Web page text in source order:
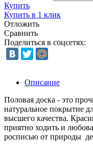
Купить
Купить в 1 клик
Отложить
Сравнить
Поделиться в соцсетях:
Описание
Половая доска - это
натуральное покрытие
высшего качества.
приятно ходить и
росписью от природы